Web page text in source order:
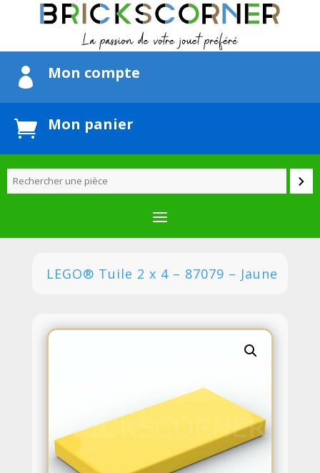
 Mon compte
 Mon panier
LEGO® Tuile 2 x 4 – 87079 – Jaune